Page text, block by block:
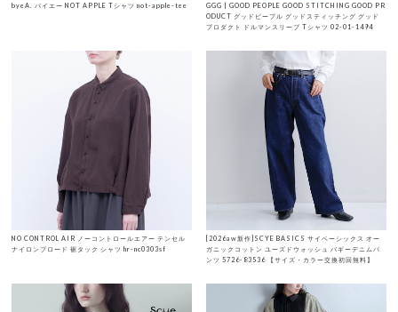
byeA. バイエー NOT APPLE Tシャツ not-apple-tee
GGG | GOOD PEOPLE GOOD STITCHING GOOD PR
ODUCT グッドピープル グッドスティッチング グッド
プロダクト ドルマンスリーブ Tシャツ 02-01-1494
NO CONTROL AIR ノーコントロールエアー テンセル
ナイロンブロード 裾タック シャツ hr-nc0303sf
[2026aw新作]SCYE BASICS サイベーシックス オー
ガニックコットン ユーズドウォッシュ バギーデニムパ
ンツ 5726-83536 【サイズ・カラー交換初回無料】